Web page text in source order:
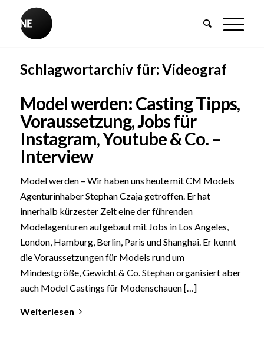
Schlagwortarchiv für: Videograf
Model werden: Casting Tipps,
Voraussetzung, Jobs für
Instagram, Youtube & Co. –
Interview
Model werden – Wir haben uns heute mit CM Models
Agenturinhaber Stephan Czaja getroffen. Er hat
innerhalb kürzester Zeit eine der führenden
Modelagenturen aufgebaut mit Jobs in Los Angeles,
London, Hamburg, Berlin, Paris und Shanghai. Er kennt
die Voraussetzungen für Models rund um
Mindestgröße, Gewicht & Co. Stephan organisiert aber
auch Model Castings für Modenschauen […]
Weiterlesen